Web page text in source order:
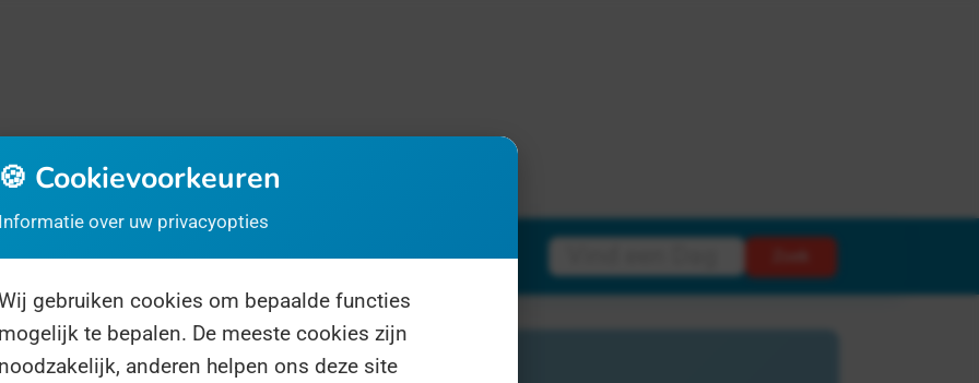
Over ons Volg ons
🍪 Cookievoorkeuren
Informatie over uw privacyopties
gebruiken cookies om bepaalde functies
mogelijk te bepalen. De meeste cookies zijn
noodzakelijk, anderen helpen ons deze site